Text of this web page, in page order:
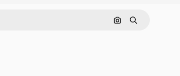
Nach Bild suchen
Suchen